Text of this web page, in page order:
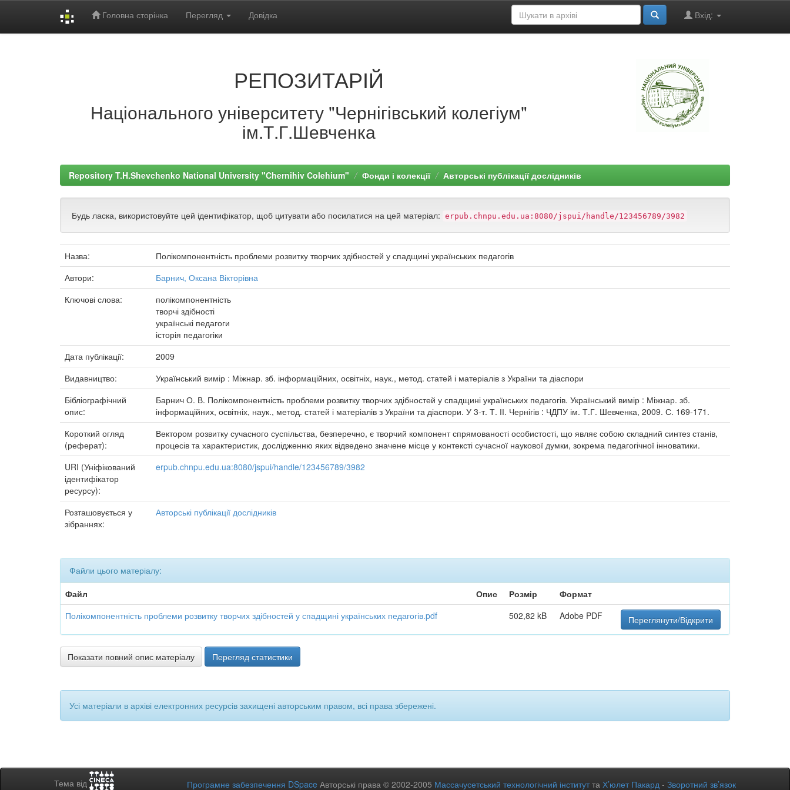
Головна сторінка Перегляд Довідка Вхід:
РЕПОЗИТАРІЙ
Національного університету "Чернігівський колегіум"
ім.Т.Г.Шевченка
Repository T.H.Shevchenko National University "Chernihiv Colehium" Фонди і колекції Авторські публікації дослідників
Будь ласка, використовуйте цей ідентифікатор, щоб цитувати або посилатися на цей матеріал: erpub.chnpu.edu.ua:8080/jspui/handle/123456789/3982
Назва:
Полікомпонентність проблеми розвитку творчих здібностей у спадщині українських педагогів
Автори:
Барнич, Оксана Вікторівна
Ключові слова:
полікомпонентність
творчі здібності
українські педагоги
історія педагогіки
Дата публікації:
2009
Видавництво:
Український вимір : Міжнар. зб. інформаційних, освітніх, наук., метод. статей і матеріалів з України та діаспори
Бібліографічний
опис:
Барнич О. В. Полікомпонентність проблеми розвитку творчих здібностей у спадщині українських педагогів. Український вимір : Міжнар. зб.
інформаційних, освітніх, наук., метод. статей і матеріалів з України та діаспори. У 3-т. Т. ІІ. Чернігів : ЧДПУ ім. Т.Г. Шевченка, 2009. С. 169-171.
Короткий огляд
(реферат):
Вектором розвитку сучасного суспільства, безперечно, є творчий компонент спрямованості особистості, що являє собою складний синтез станів,
процесів та характеристик, дослідженню яких відведено значене місце у контексті сучасної наукової думки, зокрема педагогічної інноватики.
URI (Уніфікований
ідентифікатор
ресурсу):
erpub.chnpu.edu.ua:8080/jspui/handle/123456789/3982
Розташовується у
зібраннях:
Авторські публікації дослідників
Файли цього матеріалу:
Файл
Опис Розмір
Формат
Полікомпонентність проблеми розвитку творчих здібностей у спадщині українських педагогів.pdf
502,82 kB Adobe PDF Переглянути/Відкрити
Показати повний опис матеріалу Перегляд статистики
Усі матеріали в архіві електронних ресурсів захищені авторським правом, всі права збережені.
Тема від Програмне забезпечення DSpace Авторські права © 2002-2005 Массачусетський технологічний інститутта Х’юлет Пакард - Зворотний зв’язок